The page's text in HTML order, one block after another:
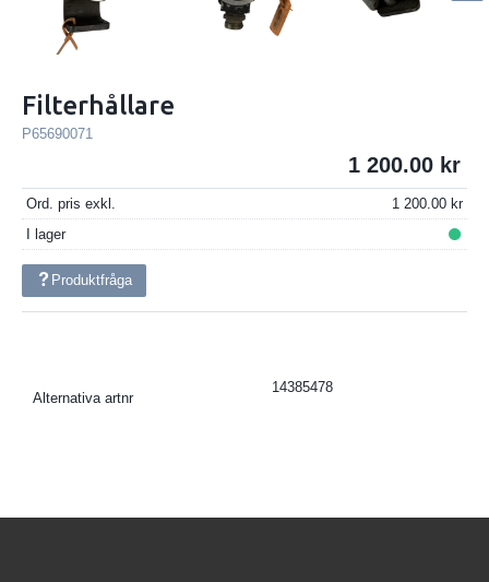
Filterhållare
P65690071
1 200.00
Ord. pris exkl.
1 200.00
I lager
Produktfråga
Alternativa artnr
14385478